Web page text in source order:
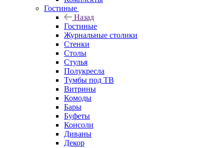
Гостиные
Назад
Гостиные
Журнальные столики
Стенки
Столы
Стулья
Полукресла
Тумбы под ТВ
Витрины
Комоды
Бары
Буфеты
Консоли
Диваны
Декор